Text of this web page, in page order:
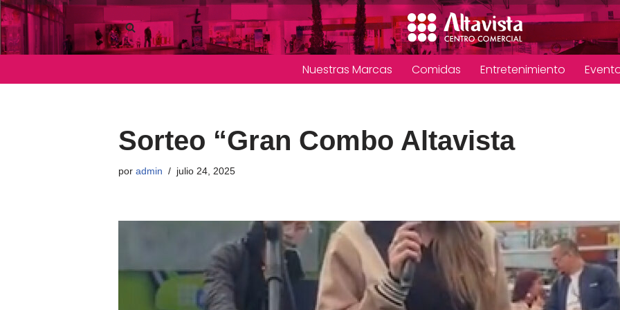
Saltar
al
Nuestras Marcas Comidas Entretenimiento
Sorteo “Gran Combo Altavista
por admin julio 24, 2025